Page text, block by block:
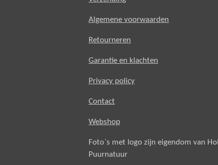
Algemene voorwaarden
Retourneren
Garantie en klachten
Privacy policy
Contact
Webshop
Foto`s met logo zijn eigendom van
Puurnatuur